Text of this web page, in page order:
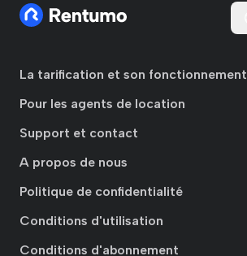
La tarification et son fonctionnement
Pour les agents de location
Support et contact
A propos de nous
Politique de confidentialité
Conditions d'utilisation
Conditions d'abonnement